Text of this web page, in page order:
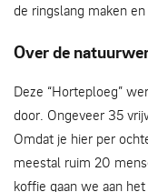
de ringslang maken
Over de
Deze “Horteploeg”
door. Ongeveer 35
Omdat je hier per
meestal ruim 20
koffie gaan we aan